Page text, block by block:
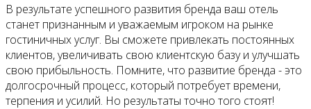
В результате успешного развития бренда ваш отель
станет признанным и уважаемым игроком на рынке
гостиничных услуг. Вы сможете привлекать постоянных
клиентов, увеличивать свою клиентскую базу и улучшать
свою прибыльность. Помните, что развитие бренда - это
долгосрочный процесс, который потребует времени,
терпения и усилий. Но результаты точно того стоят!